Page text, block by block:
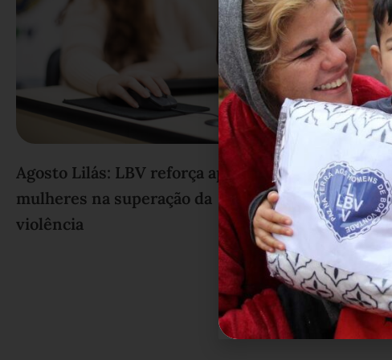
Agosto Lilás: LBV reforça apoio às
mulheres na superação da
violência